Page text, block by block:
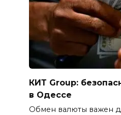
КИТ Group:
в Одессе
Обмен валюты важен